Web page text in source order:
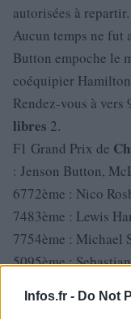
Infos.fr - Do Not
autorisées à repartir.
Aucun temps ne fut
Button empoche le
coéquipier
Rendez-vous à vers
libres 2.
F1 Grand Prix de
: Jenson Button,
6772ème : Nico
7483ème : Lewis
7754ème : Michael
5095ème :
7167ème : Vitaly